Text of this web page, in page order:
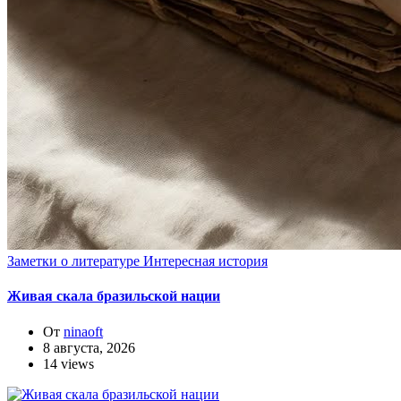
Заметки о литературе Интересная история
Живая скала бразильской нации
От ninaoft
8 августа, 2026
14 views